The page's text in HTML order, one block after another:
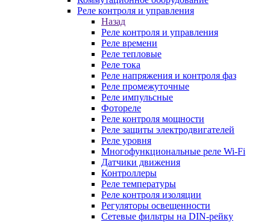
Реле контроля и управления
Назад
Реле контроля и управления
Реле времени
Реле тепловые
Реле тока
Реле напряжения и контроля фаз
Реле промежуточные
Реле импульсные
Фотореле
Реле контроля мощности
Реле защиты электродвигателей
Реле уровня
Многофункциональные реле Wi-Fi
Датчики движения
Контроллеры
Реле температуры
Реле контроля изоляции
Регуляторы освещенности
Сетевые фильтры на DIN-рейку